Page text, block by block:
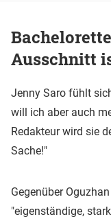
Ausschnitt
Jenny Saro fühlt
will ich aber auch
Redakteur wird sie
Sache!"
Gegenüber
"eigenständige,